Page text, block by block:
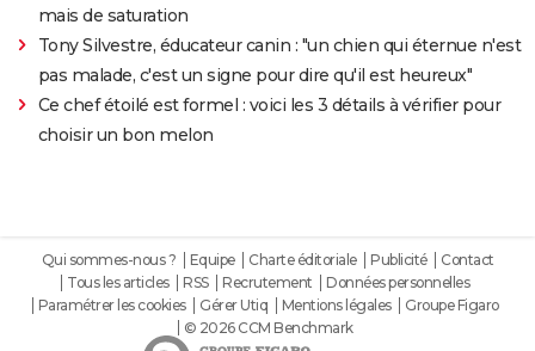
mais de saturation
Tony Silvestre, éducateur canin : "un chien qui éternue n'est
pas malade, c'est un signe pour dire qu'il est heureux"
Ce chef étoilé est formel : voici les 3 détails à vérifier pour
choisir un bon melon
Qui sommes-nous ? Equipe Charte éditoriale Publicité
Contact
Tous les articles
RSS Recrutement
Données personnelles
Paramétrer les cookies
Gérer Utiq Mentions légales
Groupe Figaro
© 2026 CCM Benchmark